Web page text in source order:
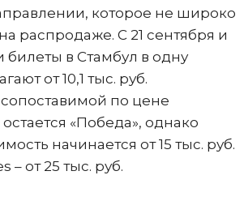
которое не широко
распродаже. С 21 сентября и
билеты в Стамбул в одну
от 10,1 тыс. руб.
по цене
«Победа», однако
начинается от 15 тыс. руб.
– от 25 тыс. руб.